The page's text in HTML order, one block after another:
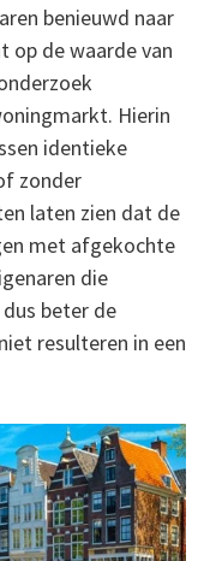
benieuwd naar
op de waarde van
Hierin
identieke
zonder
laten zien dat de
met afgekochte
die
beter de
resulteren in een